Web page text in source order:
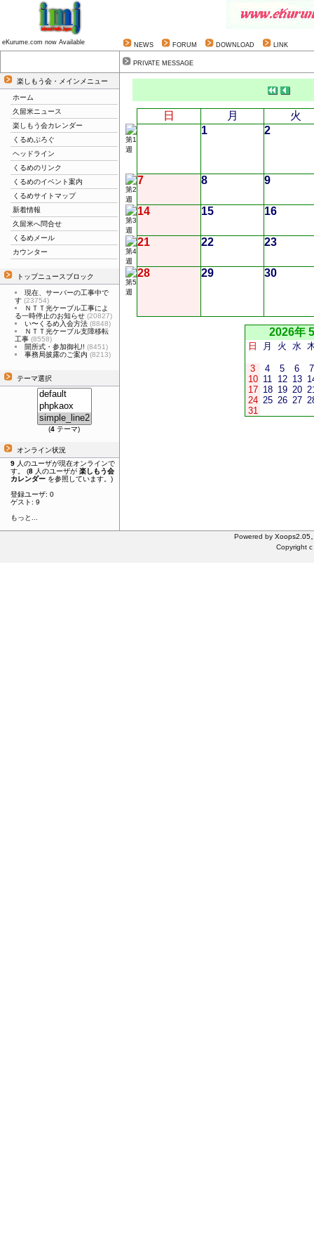
eKurume.com now Available NEWS FORUM DOWNLOAD LINK
PRIVATE MESSAGE
楽しもう会・メインメニュー
ホーム
久留米ニュース
楽しもう会カレンダー
くるめぶろぐ
ヘッドライン
くるめのリンク
くるめのイベント案内
くるめサイトマップ
新着情報
久留米へ問合せ
くるめメール
カウンター
トップニュースブロック
現在、サーバーの工事中で
す (23754)
ＮＴＴ光ケーブル工事によ
る一時停止のお知らせ (20827)
い〜くるめ入会方法 (8848)
ＮＴＴ光ケーブル支障移転
工事 (8558)
開所式・参加御礼!! (8451)
事務局披露のご案内 (8213)
テーマ選択
(4 テーマ)
オンライン状況
9 人のユーザが現在オンラインで
す。 (8 人のユーザが 楽しもう会
カレンダー を参照しています。)
登録ユーザ: 0
ゲスト: 9
もっと...
日 月
火
1
2
7 8 9
14 15 16
21 22 23
28 29 30
2026年
日 月 火 水
3 4 5 6
7
10 11 12 13
17 18 19 20
24 25 26 27
31
Powered by Xoops2.05
Copyright